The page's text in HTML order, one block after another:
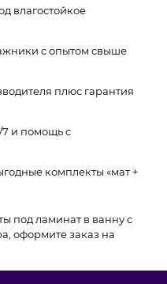
влагостойкое
с опытом свыше
плюс гарантия
7 и помощь с
комплекты «мат +
под ламинат в ванну с
оформите заказ на